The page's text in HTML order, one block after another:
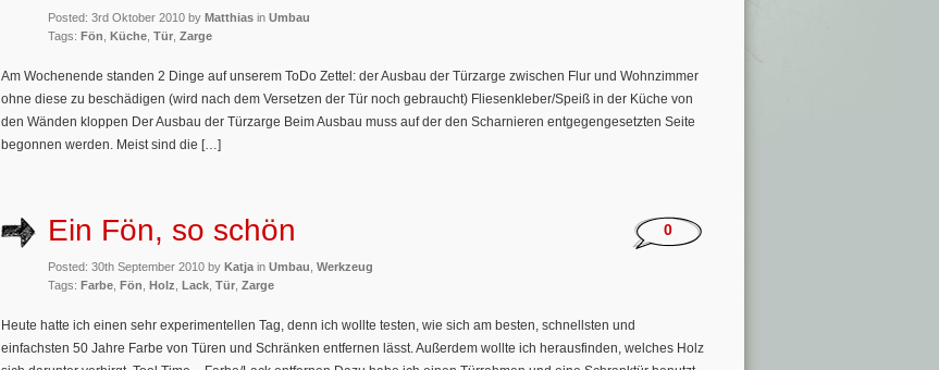
Posted: 3rd Oktober 2010 by Matthias in Umbau
Tags: Fön Küche Tür Zarge
Am Wochenende standen 2 Dinge auf unserem ToDo Zettel: der Ausbau der Türzarge zwischen Flur und Wohnzimmer
ohne diese zu beschädigen (wird nach dem Versetzen der Tür noch gebraucht) Fliesenkleber/Speiß in der Küche von
den Wänden kloppen Der Ausbau der Türzarge Beim Ausbau muss auf der den Scharnieren entgegengesetzten Seite
begonnen werden. Meist sind die […]
Ein Fön, so schön
Posted: 30th September 2010 by Katja in Umbau Werkzeug
Tags: Farbe Fön Holz Lack Tür Zarge
0
Heute hatte ich einen sehr experimentellen Tag, denn ich wollte testen, wie sich am besten, schnellsten und
einfachsten 50 Jahre Farbe von Türen und Schränken entfernen lässt. Außerdem wollte ich herausfinden, welches Holz